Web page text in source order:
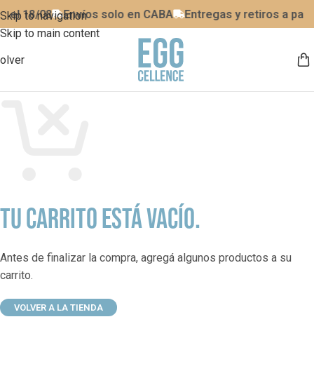
Skip to navigation
Skip to main content
18/08 Envíos solo en CABA Entregas y retiros a
TU CARRITO ESTÁ VACÍO.
Antes de finalizar la compra, agregá algunos productos a su
carrito.
VOLVER A LA TIENDA